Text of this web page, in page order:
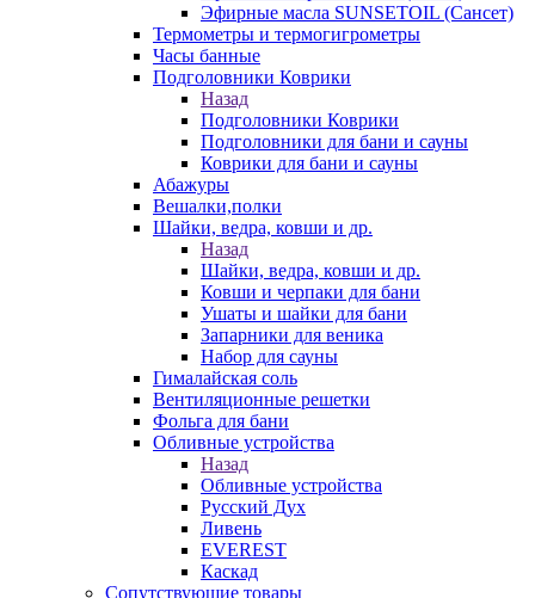
Эфирные масла SUNSETOIL (Сансет)
Термометры и термогигрометры
Часы банные
Подголовники Коврики
Назад
Подголовники Коврики
Подголовники для бани и сауны
Коврики для бани и сауны
Абажуры
Вешалки,полки
Шайки, ведра, ковши и др.
Назад
Шайки, ведра, ковши и др.
Ковши и черпаки для бани
Ушаты и шайки для бани
Запарники для веника
Набор для сауны
Гималайская соль
Вентиляционные решетки
Фольга для бани
Обливные устройства
Назад
Обливные устройства
Русский Дух
Ливень
EVEREST
Каскад
Сопутствующие товары